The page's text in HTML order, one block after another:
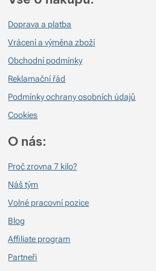
Doprava a platba
Vrácení a výměna zboží
Obchodní podmínky
Reklamační řád
Podmínky ochrany osobních údajů
Cookies
O nás:
Proč zrovna 7 kilo?
Náš tým
Volné pracovní pozice
Blog
Affiliate program
Partneři